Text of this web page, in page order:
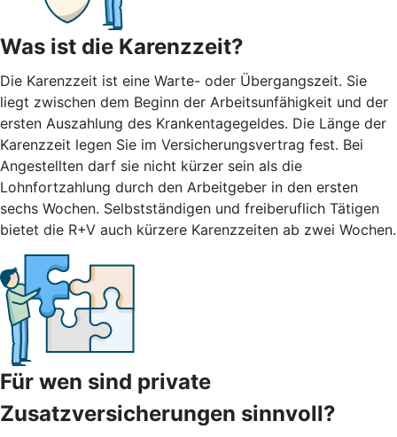
Was ist die Karenzzeit?
Die Karenzzeit ist eine Warte- oder Übergangszeit. Sie
liegt zwischen dem Beginn der Arbeitsunfähigkeit und der
ersten Auszahlung des Krankentagegeldes. Die Länge der
Karenzzeit legen Sie im Versicherungsvertrag fest. Bei
Angestellten darf sie nicht kürzer sein als die
Lohnfortzahlung durch den Arbeitgeber in den ersten
sechs Wochen. Selbstständigen und freiberuflich Tätigen
bietet die R+V auch kürzere Karenzzeiten ab zwei Wochen.
Für wen sind private
Zusatzversicherungen sinnvoll?